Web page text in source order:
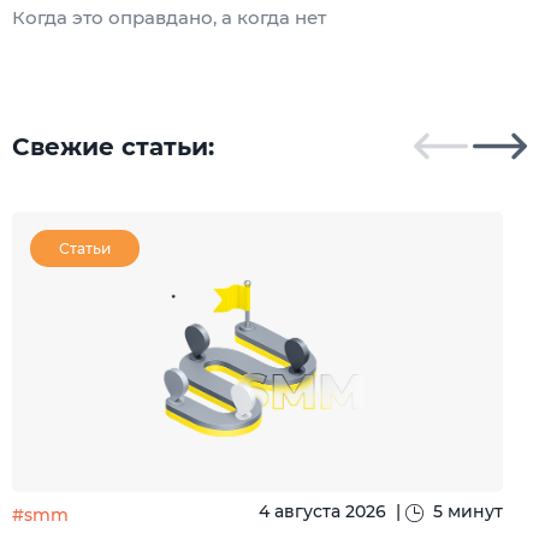
Когда это оправдано, а когда нет
Свежие статьи:
Статьи
#smm 4 августа 2026 | 5 минут